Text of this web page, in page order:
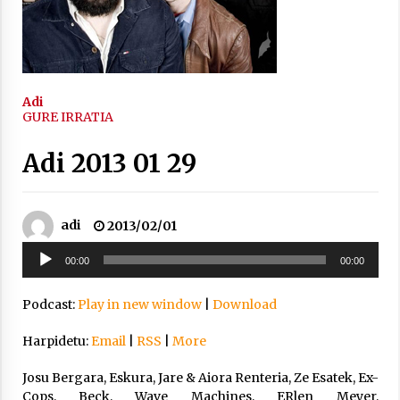
2021/11/25
eta ondoren zer?
2021/11/12
Arrosaren IX. Topaketak – Mila
2021/11/11
Adi
GURE IRRATIA
Adi 2013 01 29
adi
2013/02/01
Soinu
erreproduzigailua
00:00 00:00
Podcast:Play in new window| Download
Harpidetu:Email| RSS More
Josu Bergara, Eskura, Jare & Aiora Renteria, Ze Esatek, Ex-
Cops, Beck, Wave Machines, ERlen Meyer,